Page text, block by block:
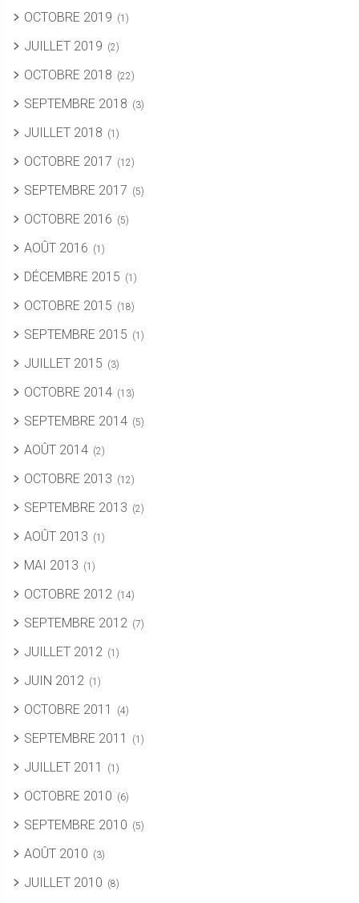
OCTOBRE 2019 (1)
JUILLET 2019 (2)
OCTOBRE 2018 (22)
SEPTEMBRE 2018 (3)
JUILLET 2018 (1)
OCTOBRE 2017 (12)
SEPTEMBRE 2017 (5)
OCTOBRE 2016 (5)
AOÛT 2016 (1)
DÉCEMBRE 2015 (1)
OCTOBRE 2015 (18)
SEPTEMBRE 2015 (1)
JUILLET 2015 (3)
OCTOBRE 2014 (13)
SEPTEMBRE 2014 (5)
AOÛT 2014 (2)
OCTOBRE 2013 (12)
SEPTEMBRE 2013 (2)
AOÛT 2013 (1)
MAI 2013 (1)
OCTOBRE 2012 (14)
SEPTEMBRE 2012 (7)
JUILLET 2012 (1)
JUIN 2012 (1)
OCTOBRE 2011 (4)
SEPTEMBRE 2011 (1)
JUILLET 2011 (1)
OCTOBRE 2010 (6)
SEPTEMBRE 2010 (5)
AOÛT 2010 (3)
JUILLET 2010 (8)